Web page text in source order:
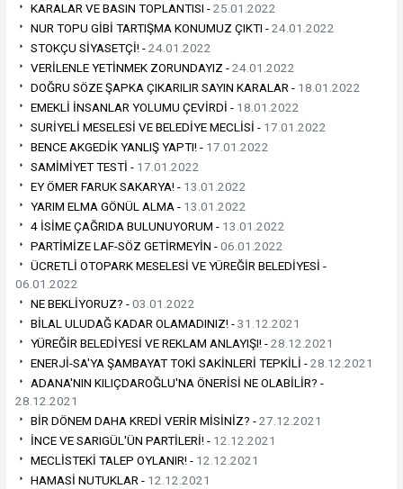
KARALAR VE BASIN TOPLANTISI -25.01.2022
NUR TOPU GİBİ TARTIŞMA KONUMUZ ÇIKTI -24.01.2022
STOKÇU SİYASETÇİ! -24.01.2022
VERİLENLE YETİNMEK ZORUNDAYIZ -24.01.2022
DOĞRU SÖZE ŞAPKA ÇIKARILIR SAYIN KARALAR - 18.01.2022
EMEKLİ İNSANLAR YOLUMU ÇEVİRDİ - 18.01.2022
SURİYELİ MESELESİ VE BELEDİYE MECLİSİ - 17.01.2022
BENCE AKGEDİK YANLIŞ YAPTI! - 17.01.2022
SAMİMİYET TESTİ - 17.01.2022
EY ÖMER FARUK SAKARYA! - 13.01.2022
YARIM ELMA GÖNÜL ALMA - 13.01.2022
4 İSİME ÇAĞRIDA BULUNUYORUM - 13.01.2022
PARTİMİZE LAF-SÖZ GETİRMEYİN -06.01.2022
ÜCRETLİ OTOPARK MESELESİ VE YÜREĞİR BELEDİYESİ -
06.01.2022
NE BEKLİYORUZ? -03.01.2022
BİLAL ULUDAĞ KADAR OLAMADINIZ! -31.12.2021
YÜREĞİR BELEDİYESİ VE REKLAM ANLAYIŞI! -28.12.2021
ENERJİ-SA'YA ŞAMBAYAT TOKİ SAKİNLERİ TEPKİLİ -28.12.2021
ADANA'NIN KILIÇDAROĞLU'NA ÖNERİSİ NE OLABİLİR? -
28.12.2021
BİR DÖNEM DAHA KREDİ VERİR MİSİNİZ? -27.12.2021
İNCE VE SARIGÜL'ÜN PARTİLERİ! - 12.12.2021
MECLİSTEKİ TALEP OYLANIR! - 12.12.2021
HAMASİ NUTUKLAR - 12.12.2021